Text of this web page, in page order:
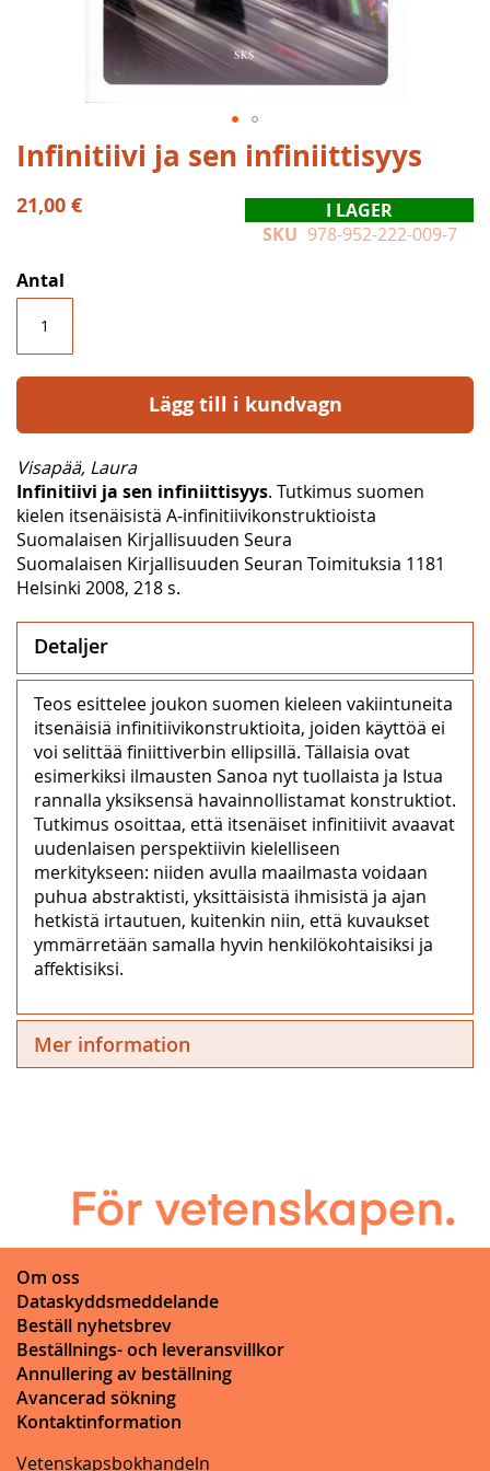
Hoppa
till
början
av
Infinitiivi ja sen infiniittisyys
21,00 €
I LAGER
SKU 978-952-222-009-7
Antal
Lägg till i kundvagn
Visapää, Laura
Infinitiivi ja sen infiniittisyys. Tutkimus suomen
kielen itsenäisistä A-infinitiivikonstruktioista
Suomalaisen Kirjallisuuden Seura
Suomalaisen Kirjallisuuden Seuran Toimituksia 1181
Helsinki 2008, 218 s.
Detaljer
Teos esittelee joukon suomen kieleen vakiintuneita
itsenäisiä infinitiivikonstruktioita, joiden käyttöä ei
voi selittää finiittiverbin ellipsillä. Tällaisia ovat
esimerkiksi ilmausten Sanoa nyt tuollaista ja Istua
rannalla yksiksensä havainnollistamat konstruktiot.
Tutkimus osoittaa, että itsenäiset infinitiivit avaavat
uudenlaisen perspektiivin kielelliseen
merkitykseen: niiden avulla maailmasta voidaan
puhua abstraktisti, yksittäisistä ihmisistä ja ajan
hetkistä irtautuen, kuitenkin niin, että kuvaukset
ymmärretään samalla hyvin henkilökohtaisiksi ja
affektisiksi.
Mer information
Om oss
Dataskyddsmeddelande
Beställ nyhetsbrev
Beställnings- och leveransvillkor
Annullering av beställning
Avancerad sökning
Kontaktinformation
Vetenskapsbokhandeln